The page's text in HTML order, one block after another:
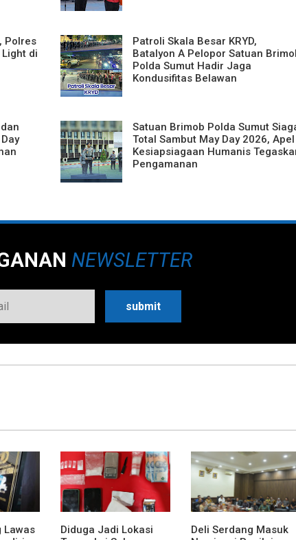
Polres
di
Patroli Skala Besar KRYD,
Batalyon A Pelopor Satuan
Polda Sumut Hadir Jaga
Kondusifitas Belawan
Satuan Brimob Polda Sumut
Total Sambut May Day 2026, Apel
Kesiapsiagaan Humanis
Pengamanan
NEWSLETTER
Lawas
Diduga Jadi Lokasi
Deli Serdang Masuk